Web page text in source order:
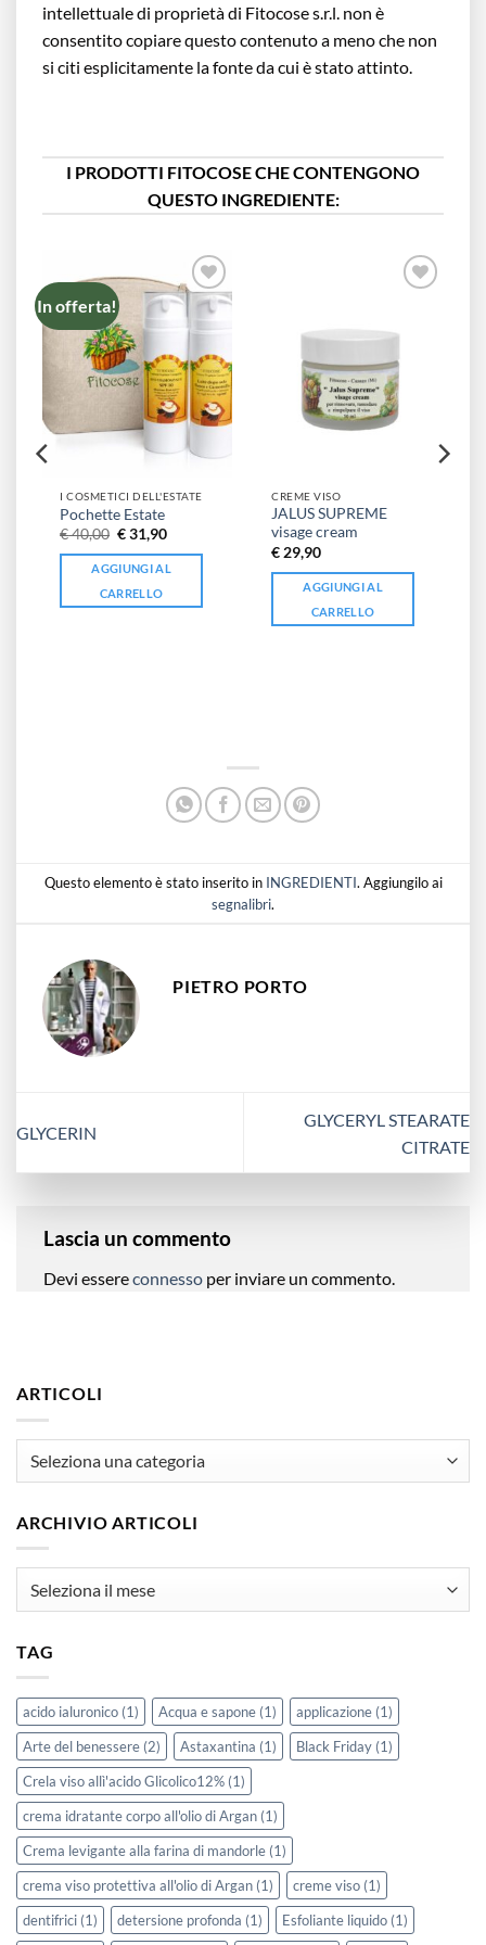
intellettuale di proprietà di Fitocose s.r.l. non è
consentito copiare questo contenuto a meno che non
si citi esplicitamente la fonte da cui è stato attinto.
I PRODOTTI FITOCOSE CHE CONTENGONO
QUESTO INGREDIENTE:
In offerta!
I COSMETICI DELL'ESTATE
Pochette Estate
€40,00 Il
prezzo
originale
era:
€ 40,00.
€31,90Il
attuale
è:
AGGIUNGI AL
CARRELLO
CREME VISO
JALUS SUPREME
visage cream
€ 29,90
AGGIUNGI AL
CARRELLO
Questo elemento è stato inserito in INGREDIENTI. Aggiungilo ai
segnalibri.
PIETRO PORTO
GLYCERIN
GLYCERYL STEARATE
CITRATE
Lascia un commento
Devi essereconnesso per inviare un commento.
ARTICOLI
ARCHIVIO ARTICOLI
TAG
acido ialuronico (1) Acqua e sapone (1) applicazione (1)
Arte del benessere (2) Astaxantina (1) Black Friday (1)
Crela viso allì'acido Glicolico12% (1)
crema idratante corpo all'olio di Argan (1)
Crema levigante alla farina di mandorle (1)
crema viso protettiva all'olio di Argan (1) creme viso (1)
dentifrici (1) detersione profonda (1) Esfoliante liquido (1)